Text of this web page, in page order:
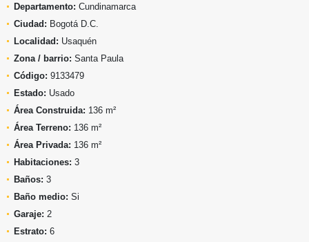
Departamento: Cundinamarca
Ciudad: Bogotá D.C.
Localidad: Usaquén
Zona / barrio: Santa Paula
Código: 9133479
Estado: Usado
Área Construida: 136 m²
Área Terreno: 136 m²
Área Privada: 136 m²
Habitaciones: 3
Baños: 3
Baño medio: Si
Garaje: 2
Estrato: 6